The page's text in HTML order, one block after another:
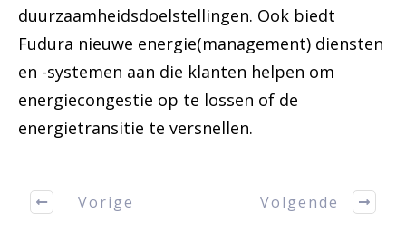
duurzaamheidsdoelstellingen. Ook biedt
Fudura nieuwe energie(management) diensten
en -systemen aan die klanten helpen om
energiecongestie op te lossen of de
energietransitie te versnellen.
Vorige Volgende